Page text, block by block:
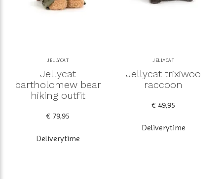
JELLYCAT
Jellycat
bartholomew bear
hiking outfit
€ 79,95
Deliverytime
JELLYCAT
Jellycat trixiwoo
raccoon
€ 49,95
Deliverytime